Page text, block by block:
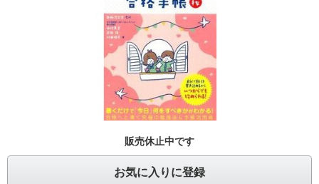
販売休止中です
お気に入りに登録